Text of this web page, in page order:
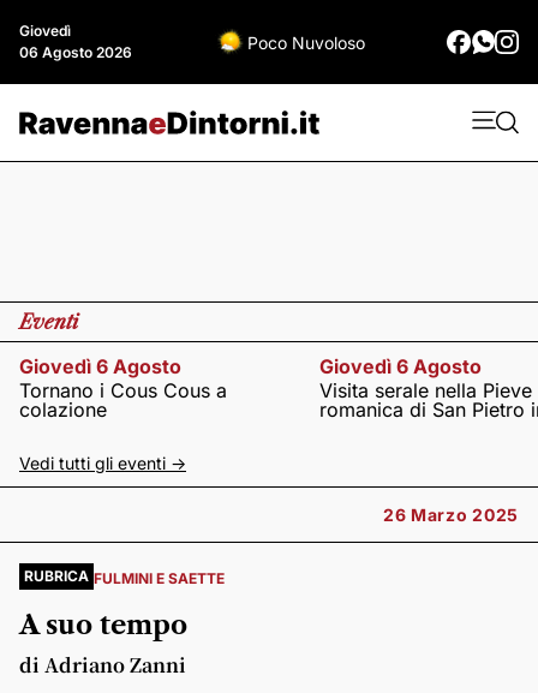
Giovedì
06 Agosto 2026
Poco Nuvoloso
Eventi
Giovedì 6 Agosto
Tornano i Cous Cous a
colazione
Giovedì 6 Agosto
Visita serale nella Pieve
romanica di San Pietro
Vedi tutti gli eventi ->
26 Marzo 2025
RUBRICA FULMINI E SAETTE
A suo tempo
di Adriano Zanni